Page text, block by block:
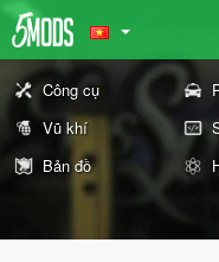
Công cụ
Vũ khí
Bản đồ